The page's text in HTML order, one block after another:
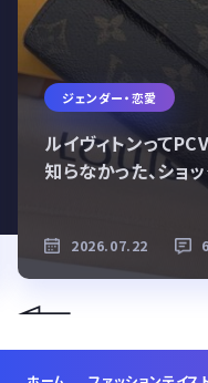
ジェンダー・恋愛
ルイヴィトンって
知らなかった、ショ
2026.07.22 6